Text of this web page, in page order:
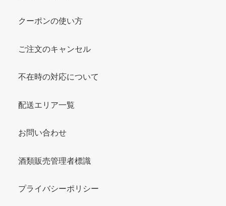
クーポンの使い方
ご注文のキャンセル
不在時の対応について
配送エリア一覧
お問い合わせ
酒類販売管理者標識
プライバシーポリシー